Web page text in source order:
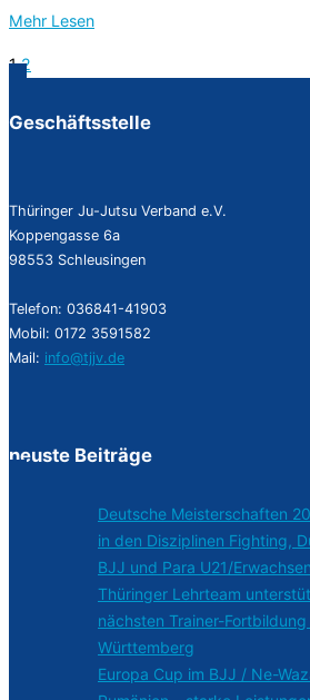
Mehr über
Stockanwendung“
Lesen
Seitennummerierung
der
1 2
Geschäftsstelle
Thüringer Ju-Jutsu Verband e.V.
Koppengasse 6a
98553 Schleusingen
Telefon: 036841-41903
Mobil: 0172 3591582
Mail: info@tjjv.de
neuste Beiträge
Deutsche Meisterschaften
in den Disziplinen Fighting,
BJJ und Para U21/
Thüringer Lehrteam
nächsten Trainer-Fortbildung
Württemberg
Europa Cup im BJJ / Ne-